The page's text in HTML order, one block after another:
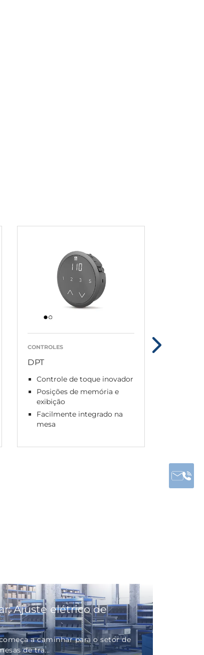
CONTROLES
DPT
Controle de toque inovador
Posições de memória e
exibição
Facilmente integrado na
mesa
Ajuste elétrico de
a caminhar para o setor de
de tra...